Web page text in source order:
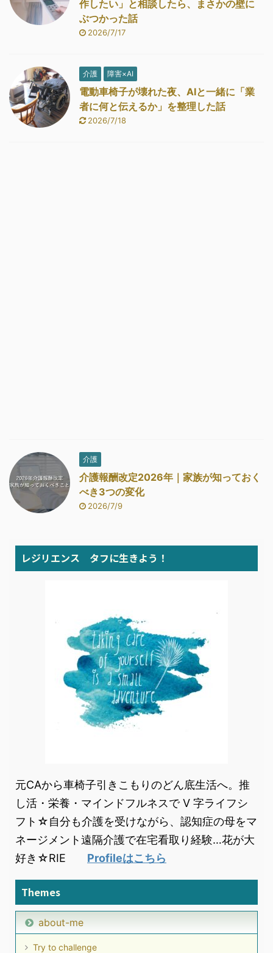
作したい」と相談したら、まさかの壁に
ぶつかった話
2026/7/17
介護 障害×AI
電動車椅子が壊れた夜、AIと一緒に「業
者に何と伝えるか」を整理した話
2026/7/18
介護
介護報酬改定2026年｜家族が知っておく
べき3つの変化
2026/7/9
レジリエンス タフに生きよう！
元CAから車椅子引きこもりのどん底生活へ。推
し活・栄養・マインドフルネスで V 字ライフシ
フト☆自分も介護を受けながら、認知症の母をマ
ネージメント遠隔介護で在宅看取り経験…花が大
好き☆RIE Profileはこちら
Themes
about-me
Try to challenge